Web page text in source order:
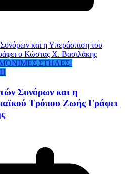
ΣΤΗΛΕΣ-
Συνόρων και η
Τρόπου Ζωής Γράφει